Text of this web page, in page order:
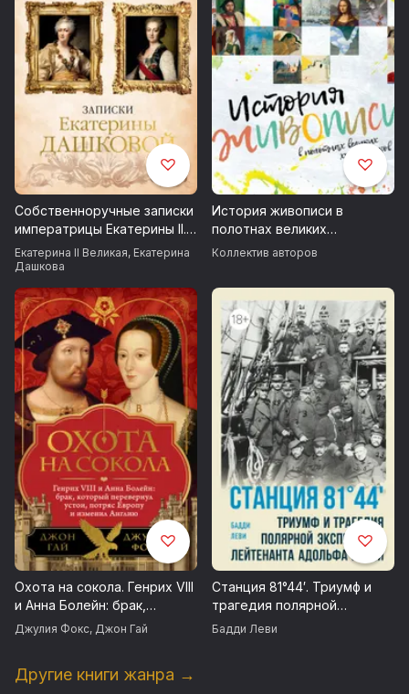
Собственноручные записки
императрицы Екатерины II.
Записки Екатерины
Дашковой
Екатерина II Великая, Екатерина
Дашкова
История живописи в
полотнах великих
художников
Коллектив авторов
Охота на сокола. Генрих VIII
и Анна Болейн: брак,
который перевернул устои,
Джулия Фокс, Джон Гай
Станция 81°44′. Триумф и
трагедия полярной
экспедиции лейтенанта
Бадди Леви
Другие книги жанра →